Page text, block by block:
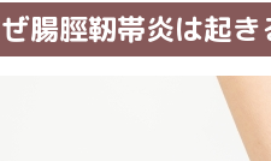
腸脛靭帯炎は起